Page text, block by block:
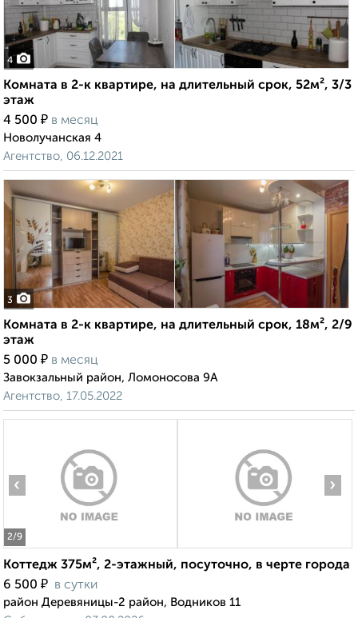
4
Комната в 2-к квартире, на длительный срок, 52м², 3/3
этаж
4 500 ₽ в месяц
Новолучанская 4
Агентство, 06.12.2021
3
Комната в 2-к квартире, на длительный срок, 18м², 2/9
этаж
5 000 ₽ в месяц
Завокзальный район, Ломоносова 9А
Агентство, 17.05.2022
2/9
‹ ›
Коттедж 375м², 2-этажный, посуточно, в черте города
6 500 ₽ в сутки
район Деревяницы-2 район, Водников 11